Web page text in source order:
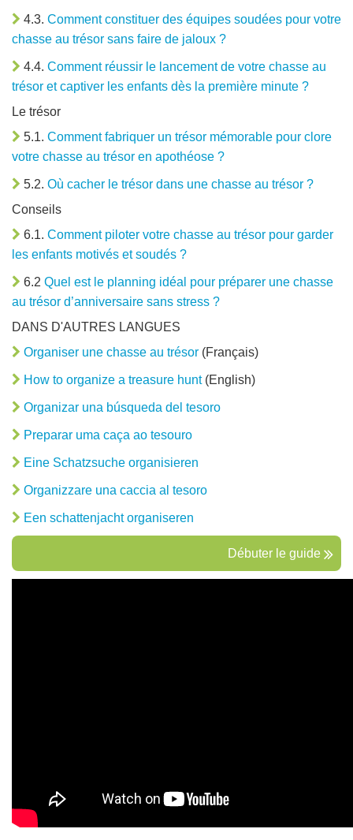
4.3. Comment constituer des équipes soudées pour votre
chasse au trésor sans faire de jaloux ?
4.4. Comment réussir le lancement de votre chasse au
trésor et captiver les enfants dès la première minute ?
Le trésor
5.1. Comment fabriquer un trésor mémorable pour clore
votre chasse au trésor en apothéose ?
5.2. Où cacher le trésor dans une chasse au trésor ?
Conseils
6.1. Comment piloter votre chasse au trésor pour garder
les enfants motivés et soudés ?
6.2 Quel est le planning idéal pour préparer une chasse
au trésor d’anniversaire sans stress ?
DANS D'AUTRES LANGUES
Organiser une chasse au trésor (Français)
How to organize a treasure hunt(English)
Organizar una búsqueda del tesoro
Preparar uma caça ao tesouro
Eine Schatzsuche organisieren
Organizzare una caccia al tesoro
Een schattenjacht organiseren
Débuter le guide